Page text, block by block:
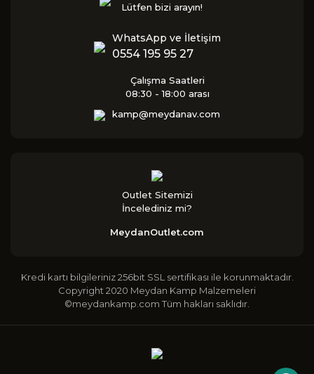
Lütfen bizi arayın!
WhatsApp ve İletişim
0554 195 95 27
Çalışma Saatleri
08:30 - 18:00 arası
kamp@meydanav.com
Outlet Sitemizi
İncelediniz mi?
MeydanOutlet.com
Kredi kartı bilgileriniz 256bit SSL sertifikası ile korunmaktadır.
Copyright 2020 Meydan Kamp Malzemeleri
©meydankamp.com Tüm hakları saklıdır.